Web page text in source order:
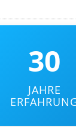
30
JAHRE